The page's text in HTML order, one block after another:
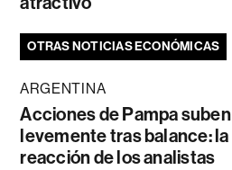
OTRAS NOTICIAS ECONÓMICAS
ARGENTINA
Acciones de Pampa suben
levemente tras balance: la
reacción de los analistas